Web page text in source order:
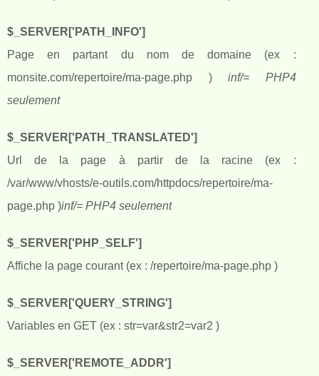
$_SERVER['PATH_INFO']
Page en partant du nom de domaine (ex :
monsite.com/repertoire/ma-page.php )inf/= PHP4
seulement
$_SERVER['PATH_TRANSLATED']
Url de la page à partir de la racine (ex :
/var/www/vhosts/e-outils.com/httpdocs/repertoire/ma-
page.php )inf/= PHP4 seulement
$_SERVER['PHP_SELF']
Affiche la page courant (ex : /repertoire/ma-page.php )
$_SERVER['QUERY_STRING']
Variables en GET (ex : str=var&str2=var2 )
$_SERVER['REMOTE_ADDR']